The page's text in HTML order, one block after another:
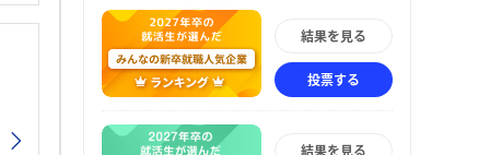
結果を見る
投票する
結果を見る